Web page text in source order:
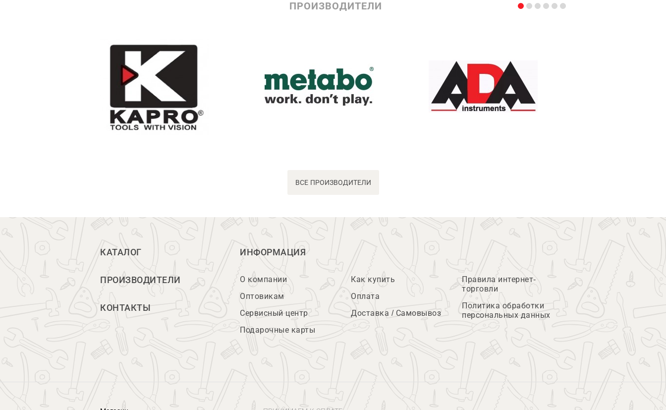
ПРОИЗВОДИТЕЛИ
ВСЕ ПРОИЗВОДИТЕЛИ
КАТАЛОГ
ПРОИЗВОДИТЕЛИ
КОНТАКТЫ
ИНФОРМАЦИЯ
О компании
Оптовикам
Сервисный центр
Подарочные карты
Как купить
Оплата
Доставка / Самовывоз
Правила интернет-
торговли
Политика обработки
персональных данных